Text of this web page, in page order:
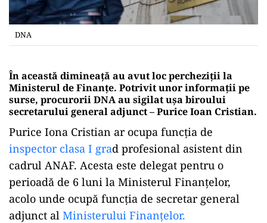
DNA
În această dimineață au avut loc percheziții la
Ministerul de Finanțe. Potrivit unor informații pe
surse, procurorii DNA au sigilat ușa biroului
secretarului general adjunct – Purice Ioan Cristian.
Purice Iona Cristian ar ocupa funcția de
inspector clasa I grad profesional asistent din
cadrul ANAF. Acesta este delegat pentru o
perioadă de 6 luni la Ministerul Finanțelor,
acolo unde ocupă funcția de secretar general
adjunct al Ministerului Finanțelor.